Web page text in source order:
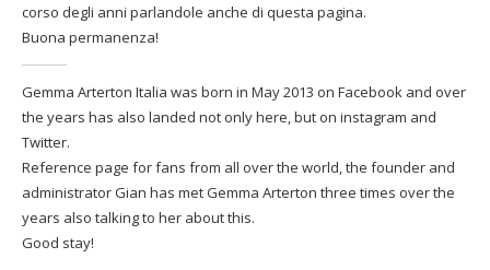
corso degli anni parlandole anche di questa pagina.
Buona permanenza!
Gemma Arterton Italia was born in May 2013 on Facebook and over
the years has also landed not only here, but on instagram and
Twitter.
Reference page for fans from all over the world, the founder and
administrator Gian has met Gemma Arterton three times over the
years also talking to her about this.
Good stay!